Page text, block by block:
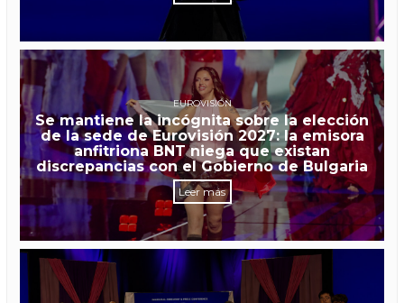
EUROVISIÓN
Se mantiene la incógnita sobre la elección
de la sede de Eurovisión 2027: la emisora
anfitriona BNT niega que existan
discrepancias con el Gobierno de Bulgaria
Leer más